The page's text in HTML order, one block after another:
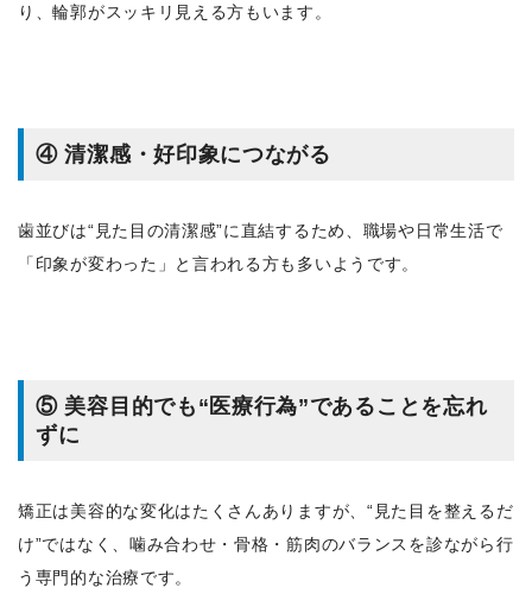
り、輪郭がスッキリ見える方もいます。
④ 清潔感・好印象につながる
歯並びは“見た目の清潔感”に直結するため、職場や日常生活で
「印象が変わった」と言われる方も多いようです。
⑤ 美容目的でも“医療行為”であることを忘れ
ずに
矯正は美容的な変化はたくさんありますが、“見た目を整えるだ
け”ではなく、噛み合わせ・骨格・筋肉のバランスを診ながら行
う専門的な治療です。